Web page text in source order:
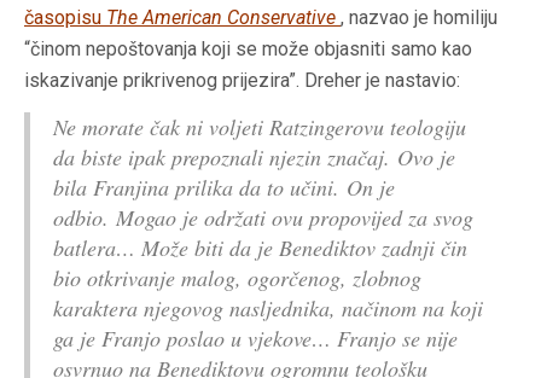
časopisu TheAmerican Conservative , nazvao je homiliju
“činom nepoštovanja koji se može objasniti samo kao
iskazivanje prikrivenog prijezira”. Dreher je nastavio:
Ne morate čak ni voljeti Ratzingerovu teologiju
da biste ipak prepoznali njezin značaj. Ovo je
bila Franjina prilika da to učini. On je
odbio. Mogao je održati ovu propovijed za svog
batlera… Može biti da je Benediktov zadnji čin
bio otkrivanje malog, ogorčenog, zlobnog
karaktera njegovog nasljednika, načinom na koji
ga je Franjo poslao u vjekove… Franjo se nije
osvrnuo na Benediktovu ogromnu teološku